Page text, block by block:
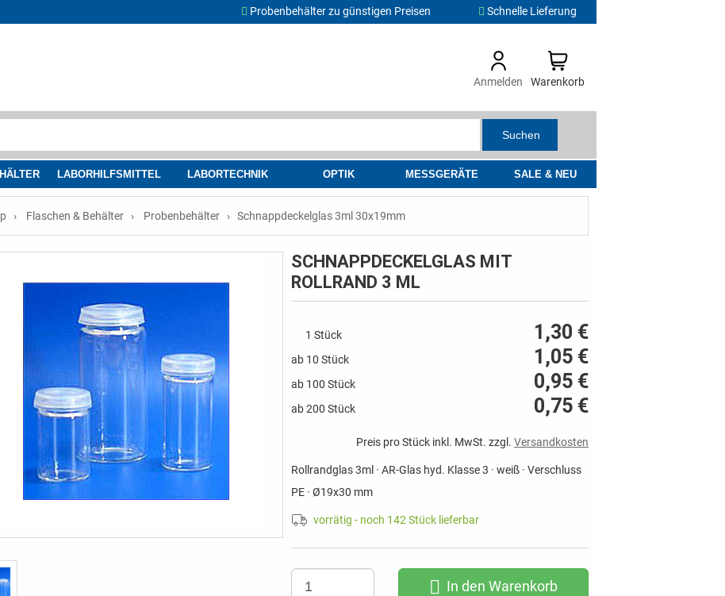
Probenbehälter zu günstigen Preisen Schnelle Lieferung
Anmelden Warenkorb
Suchen
LABORHILFSMITTEL LABORTECHNIK OPTIK MESSGERÄTE SALE & NEU
Flaschen & Behälter Probenbehälter Schnappdeckelglas 3ml 30x19mm
SCHNAPPDECKELGLAS MIT
ROLLRAND 3 ML
1 Stück 1,30 €
ab 10 Stück 1,05 €
ab 100 Stück 0,95 €
ab 200 Stück 0,75 €
Preis pro Stück inkl. MwSt. zzgl. Versandkosten
Rollrandglas 3ml · AR-Glas hyd. Klasse 3 · weiß · Verschluss
PE · Ø19x30 mm
vorrätig - noch 142 Stück lieferbar
In den Warenkorb